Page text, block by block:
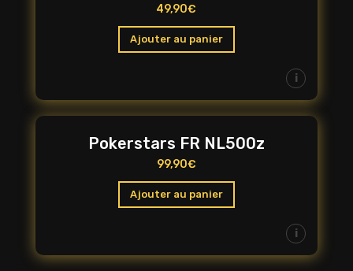
49,90€
Ajouter au panier
i
Pokerstars FR NL500z
99,90€
Ajouter au panier
i